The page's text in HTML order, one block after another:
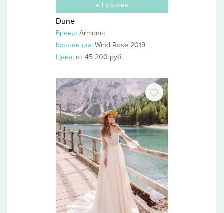
в 1 салоне
Dune
Бренд: Armonia
Коллекция: Wind Rose 2019
Цена: от 45 200 руб.